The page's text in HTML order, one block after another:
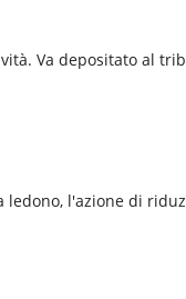
Va depositato al
l'azione di